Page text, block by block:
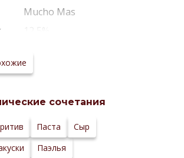
Mucho Mas
Вердехо
6-8 °Ссочетания
Паста
Сыр
Паэлья